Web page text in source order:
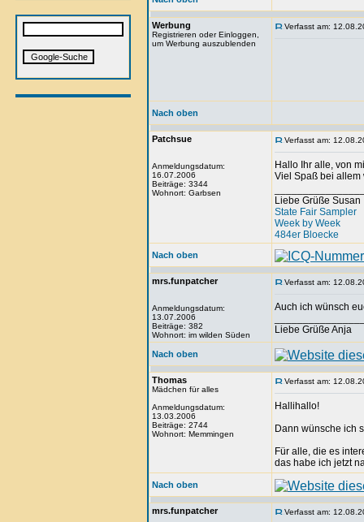
Werbung
Registrieren oder Einloggen,
um Werbung auszublenden
Verfasst am:
Nach oben
Patchsue
Anmeldungsdatum:
16.07.2006
Beiträge: 3344
Wohnort: Garbsen
Verfasst am:
Hallo Ihr alle, von
Viel Spaß bei
Liebe Grüße Susan
State Fair Sampler
Week by Week
484er Bloecke
Nach oben
mrs.funpatcher
Anmeldungsdatum:
13.07.2006
Beiträge: 382
Wohnort: im wilden Süden
Verfasst am:
Auch ich wünsch
Liebe Grüße Anja
Nach oben
Thomas
Mädchen für alles
Anmeldungsdatum:
13.03.2006
Beiträge: 2744
Wohnort: Memmingen
Verfasst am:
Hallihallo!
Dann wünsche ich
Für alle, die es
das habe ich jetzt
Nach oben
mrs.funpatcher Verfasst am: